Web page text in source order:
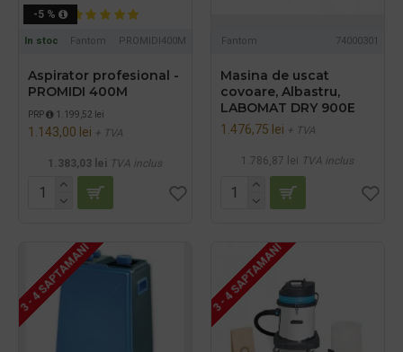
-5 %
In stoc Fantom PROMIDI400M
Aspirator profesional -
PROMIDI 400M
PRP 1.199,52 lei
1.143,00 lei + TVA
1.383,03 lei TVA inclus
Fantom 74000301
Masina de uscat
covoare, Albastru,
LABOMAT DRY 900E
1.476,75 lei + TVA
1.786,87 lei TVA inclus
3 - 4 SAPTAMANI 3 - 4 SAPTAMANI